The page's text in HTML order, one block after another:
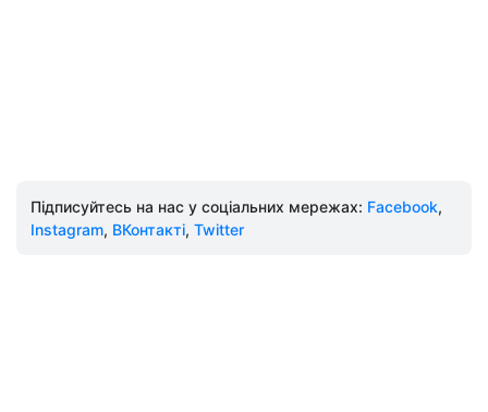
Підписуйтесь на нас у соціальних мережах: Facebook,
Instagram, ВКонтакті, Twitter